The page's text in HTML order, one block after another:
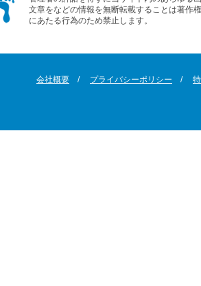
文章をなどの情報を無断転載することは著作
にあたる行為のため禁止します。
会社概要 プライバシーポリシー